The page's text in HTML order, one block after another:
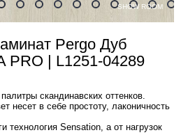
SHOW ROOM
Pergo Дуб
PRO | L1251-04289
скандинавских оттенков.
несет в себе простоту, лаконичность
технология Sensation, а от нагрузок